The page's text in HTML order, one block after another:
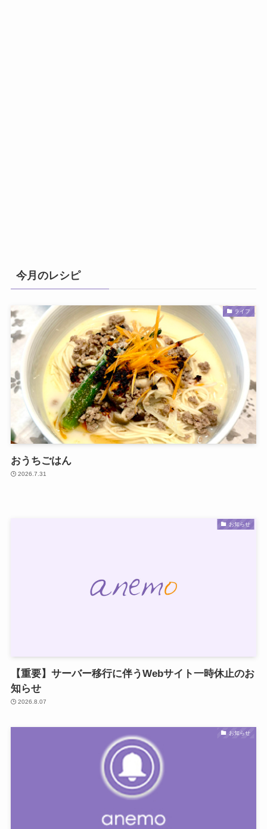
今月のレシピ
ライフ
おうちごはん
2026.7.31
お知らせ
【重要】サーバー移行に伴うWebサイト一時休止のお
知らせ
2026.8.07
お知らせ